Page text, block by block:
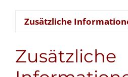
von
Zusätzliche
Zusätzliche